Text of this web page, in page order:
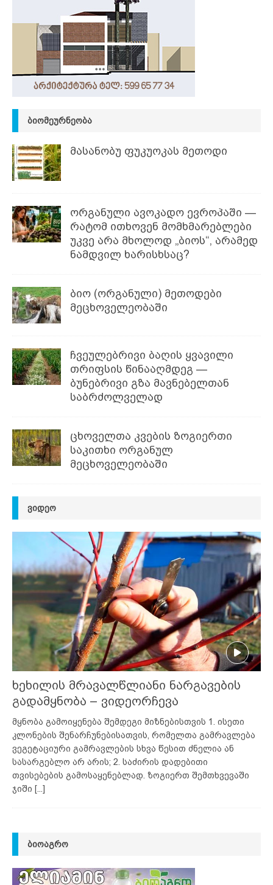
ᲑᲘᲝᲛᲔᲣᲠᲜᲔᲝᲑᲐ
მასანობუ ფუკუოკას მეთოდი
ორგანული ავოკადო ევროპაში —
რატომ ითხოვენ მომხმარებლები
უკვე არა მხოლოდ „ბიოს“, არამედ
ნამდვილ ხარისხსაც?
ბიო (ორგანული) მეთოდები
მეცხოველეობაში
ჩვეულებრივი ბაღის ყვავილი
თრიფსის წინააღმდეგ —
ბუნებრივი გზა მავნებელთან
საბრძოლველად
ცხოველთა კვების ზოგიერთი
საკითხი ორგანულ
მეცხოველეობაში
ᲕᲘᲓᲔᲝ
ხეხილის მრავალწლიანი ნარგავების
გადამყნობა – ვიდეორჩევა
მყნობა გამოიყენება შემდეგი მიზნებისთვის 1. ისეთი
კლონების შენარჩუნებისათვის, რომელთა გამრავლება
ვეგეტაციური გამრავლების სხვა წესით ძნელია ან
სასარგებლო არ არის; 2. საძირის დადებითი
თვისებების გამოსაყენებლად. ზოგიერთ შემთხვევაში
ჯიში [...]
ᲑᲘᲝᲐᲒᲠᲝ